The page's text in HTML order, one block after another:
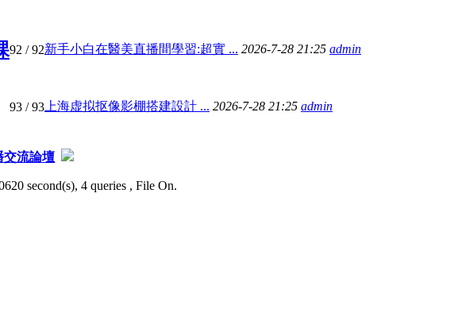
92 / 92新手小白在醫美直播間學習:超實 ... 2026-7-28 21:25 admin
93 / 93 上海虚拟抠像影棚搭建設計 ... 2026-7-28 21:25 admin
交流論壇
second(s), 4 queries , File On.